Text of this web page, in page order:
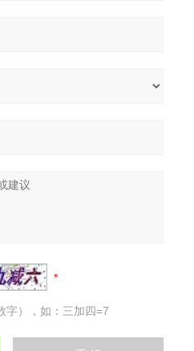
字），如：三加四=7